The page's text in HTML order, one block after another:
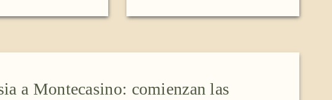
a Montecasino: comienzan las